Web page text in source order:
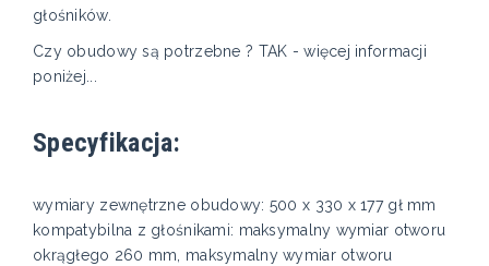
głośników.
Czy obudowy są potrzebne ? TAK - więcej informacji
poniżej...
Specyfikacja:
wymiary zewnętrzne obudowy: 500 x 330 x 177 gł mm
kompatybilna z głośnikami: maksymalny wymiar otworu
okrągłego 260 mm, maksymalny wymiar otworu